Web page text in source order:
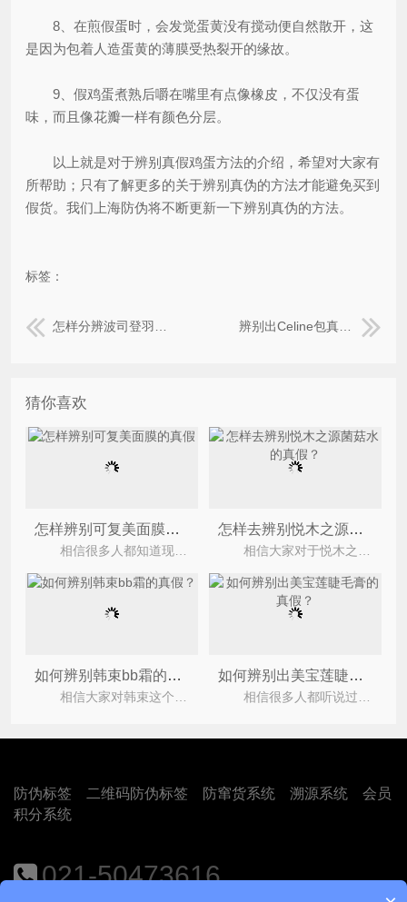
8、在煎假蛋时，会发觉蛋黄没有搅动便自然散开，这
是因为包着人造蛋黄的薄膜受热裂开的缘故。
9、假鸡蛋煮熟后嚼在嘴里有点像橡皮，不仅没有蛋
味，而且像花瓣一样有颜色分层。
以上就是对于辨别真假鸡蛋方法的介绍，希望对大家有
所帮助；只有了解更多的关于辨别真伪的方法才能避免买到
假货。我们上海防伪将不断更新一下辨别真伪的方法。
标签：
怎样分辨波司登羽绒服的真假？ 辨别出Celine包真假的方法有哪些？
猜你喜欢
怎样辨别可复美面膜的真假 怎样去辨别悦木之源菌菇水的真假？
如何辨别韩束bb霜的真假？ 如何辨别出美宝莲睫毛膏的真假？
防伪标签 二维码防伪标签 防窜货系统 溯源系统
会员
积分系统
021-50473616